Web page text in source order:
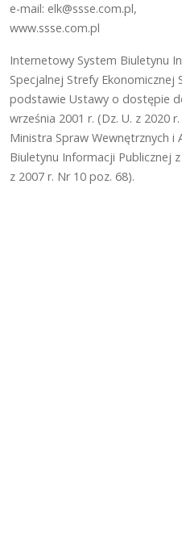
e-mail: elk@ssse.com.pl,
www.ssse.com.pl
Internetowy System Biuletynu
Specjalnej Strefy Ekonomicznej
podstawie Ustawy o dostępie
września 2001 r. (Dz. U. z 2020
Ministra Spraw Wewnętrznych i
Biuletynu Informacji Publicznej
z 2007 r. Nr 10 poz. 68).